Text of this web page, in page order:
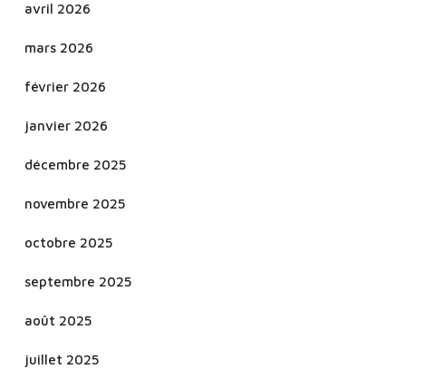
avril 2026
mars 2026
février 2026
janvier 2026
décembre 2025
novembre 2025
octobre 2025
septembre 2025
août 2025
juillet 2025